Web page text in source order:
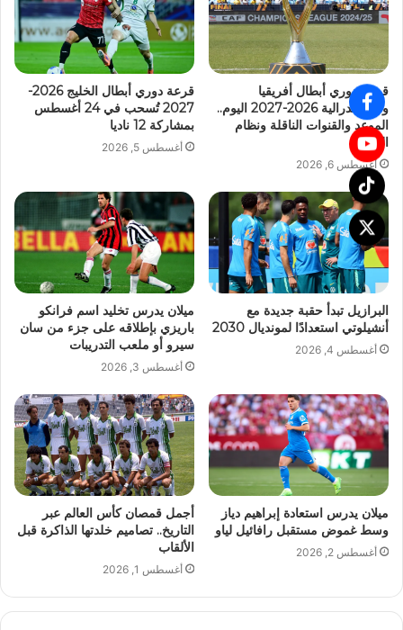
قرعة دوري أبطال أفريقيا
والكونفدرالية 2026-2027 اليوم..
الموعد والقنوات الناقلة ونظام
البطولة
أغسطس 6, 2026
قرعة دوري أبطال الخليج 2026-
2027 تُسحب في 24 أغسطس
بمشاركة 12 ناديا
أغسطس 5, 2026
البرازيل تبدأ حقبة جديدة مع
أنشيلوتي استعدادًا لمونديال 2030
أغسطس 4, 2026
ميلان يدرس تخليد اسم فرانكو
باريزي بإطلاقه على جزء من سان
سيرو أو ملعب التدريبات
أغسطس 3, 2026
ميلان يدرس استعادة إبراهيم دياز
وسط غموض مستقبل رافائيل لياو
أغسطس 2, 2026
أجمل قمصان كأس العالم عبر
التاريخ.. تصاميم خلدتها الذاكرة قبل
الألقاب
أغسطس 1, 2026